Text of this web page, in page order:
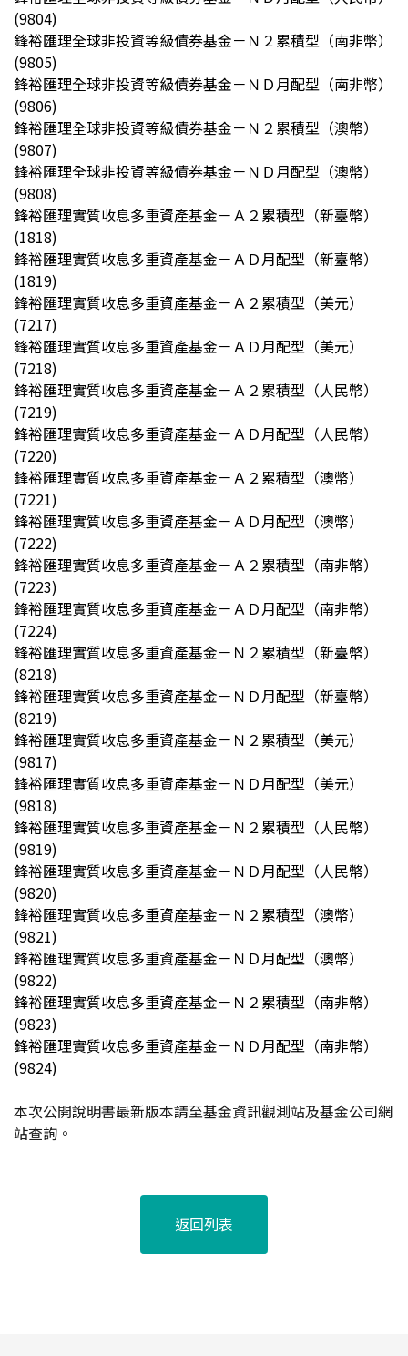
(9804)
鋒裕匯理全球非投資等級債券基金－Ｎ２累積型（南非幣）
(9805)
鋒裕匯理全球非投資等級債券基金－ＮＤ月配型（南非幣）
(9806)
鋒裕匯理全球非投資等級債券基金－Ｎ２累積型（澳幣）
(9807)
鋒裕匯理全球非投資等級債券基金－ＮＤ月配型（澳幣）
(9808)
鋒裕匯理實質收息多重資產基金－Ａ２累積型（新臺幣）
(1818)
鋒裕匯理實質收息多重資產基金－ＡＤ月配型（新臺幣）
(1819)
鋒裕匯理實質收息多重資產基金－Ａ２累積型（美元）
(7217)
鋒裕匯理實質收息多重資產基金－ＡＤ月配型（美元）
(7218)
鋒裕匯理實質收息多重資產基金－Ａ２累積型（人民幣）
(7219)
鋒裕匯理實質收息多重資產基金－ＡＤ月配型（人民幣）
(7220)
鋒裕匯理實質收息多重資產基金－Ａ２累積型（澳幣）
(7221)
鋒裕匯理實質收息多重資產基金－ＡＤ月配型（澳幣）
(7222)
鋒裕匯理實質收息多重資產基金－Ａ２累積型（南非幣）
(7223)
鋒裕匯理實質收息多重資產基金－ＡＤ月配型（南非幣）
(7224)
鋒裕匯理實質收息多重資產基金－Ｎ２累積型（新臺幣）
(8218)
鋒裕匯理實質收息多重資產基金－ＮＤ月配型（新臺幣）
(8219)
鋒裕匯理實質收息多重資產基金－Ｎ２累積型（美元）
(9817)
鋒裕匯理實質收息多重資產基金－ＮＤ月配型（美元）
(9818)
鋒裕匯理實質收息多重資產基金－Ｎ２累積型（人民幣）
(9819)
鋒裕匯理實質收息多重資產基金－ＮＤ月配型（人民幣）
(9820)
鋒裕匯理實質收息多重資產基金－Ｎ２累積型（澳幣）
(9821)
鋒裕匯理實質收息多重資產基金－ＮＤ月配型（澳幣）
(9822)
鋒裕匯理實質收息多重資產基金－Ｎ２累積型（南非幣）
(9823)
鋒裕匯理實質收息多重資產基金－ＮＤ月配型（南非幣）
(9824)
本次公開說明書最新版本請至基金資訊觀測站及基金公司網
站查詢。
返回列表